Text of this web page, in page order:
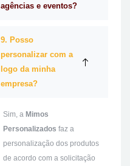
agências e eventos?
9. Posso
personalizar com a
logo da minha
empresa?
Sim, a Mimos
Personalizados faz a
personalização dos produtos
de acordo com a solicitação